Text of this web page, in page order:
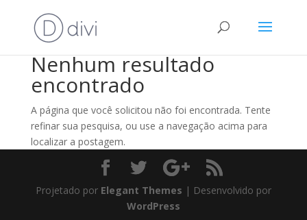
Nenhum resultado
encontrado
A página que você solicitou não foi encontrada. Tente
refinar sua pesquisa, ou use a navegação acima para
localizar a postagem.
Projetado por Elegant Themes | Desenvolvido por
WordPress